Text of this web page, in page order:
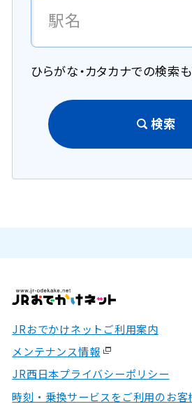
ひらがな・カタカナでの検索も
検索
JRおでかけネットご利用案内
メンテナンス情報
JR西日本プライバシーポリシー
時刻・乗換サービスをご利用のお客